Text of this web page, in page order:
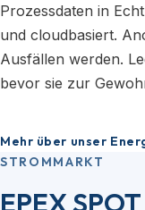
Prozessdaten in
und cloudbasiert.
Ausfällen werden.
bevor sie zur
Mehr über unser
STROMMARKT
EPEX SPOT